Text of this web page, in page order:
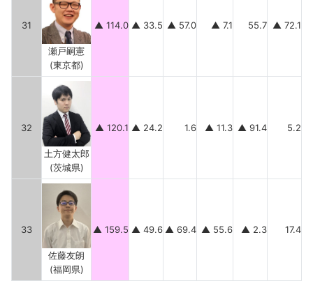
31
瀬戸嗣憲
(東京都)
▲ 114.0 ▲ 33.5 ▲ 57.0 ▲ 7.1 55.7 ▲ 72.1
32
土方健太郎
(茨城県)
▲ 120.1 ▲ 24.2 1.6 ▲ 11.3 ▲ 91.4 5.2
33
佐藤友朗
(福岡県)
▲ 159.5 ▲ 49.6 ▲ 69.4 ▲ 55.6 ▲ 2.3 17.4